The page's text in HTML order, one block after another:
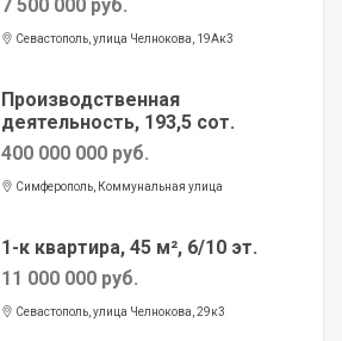
7 500 000 руб.
Севастополь, улица Челнокова, 19Ак3
Производственная
деятельность, 193,5 сот.
400 000 000 руб.
Симферополь, Коммунальная улица
1-к квартира, 45 м², 6/10 эт.
11 000 000 руб.
Севастополь, улица Челнокова, 29к3